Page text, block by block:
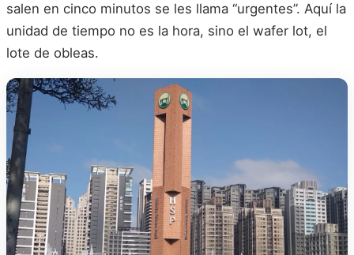
salen en cinco minutos se les llama “urgentes”. Aquí la
unidad de tiempo no es la hora, sino el wafer lot, el
lote de obleas.